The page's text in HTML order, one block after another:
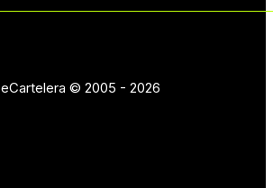
eCartelera © 2005 - 2026